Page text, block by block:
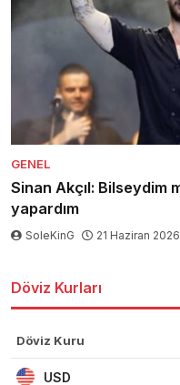
GENEL
Sinan Akçıl: Bilseydim
yapardım
SoleKinG 21 Haziran 2026
Döviz Kurları
Döviz Kuru
USD